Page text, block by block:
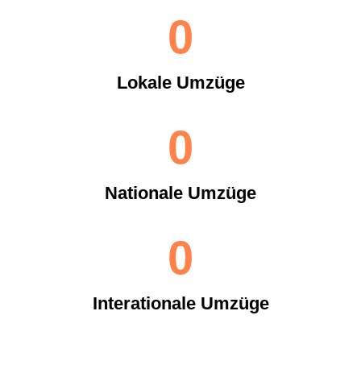
Lokale Umzüge
0
Nationale Umzüge
0
Interationale Umzüge
0